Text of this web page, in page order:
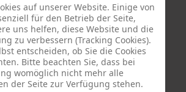
.
,Natalia Dik,Elise
undHenny Schaapman
,Andrea Jungnitsch,
auf unserer Website. Einige von
für den Betrieb der Seite,
uns helfen, diese Website und die
zu verbessern (Tracking Cookies).
entscheiden, ob Sie die Cookies
Bitte beachten Sie, dass bei
womöglich nicht mehr alle
der Seite zur Verfügung stehen.